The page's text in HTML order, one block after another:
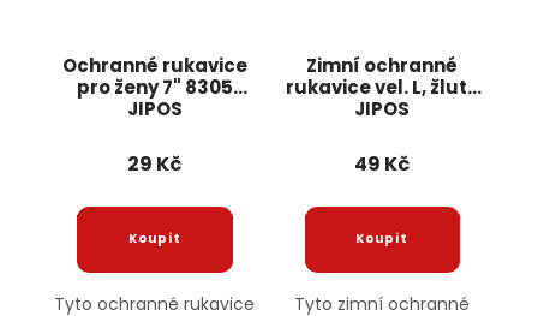
Ochranné rukavice
pro ženy 7" 8305
JIPOS
29 Kč
Tyto ochranné rukavice
Zimní ochranné
rukavice vel. L, žluté
JIPOS
49 Kč
Tyto zimní ochranné